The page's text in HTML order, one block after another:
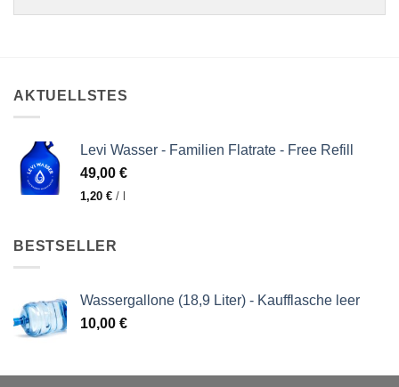
AKTUELLSTES
Levi Wasser - Familien Flatrate - Free Refill
49,00 €
1,20 € / l
BESTSELLER
Wassergallone (18,9 Liter) - Kaufflasche leer
10,00 €